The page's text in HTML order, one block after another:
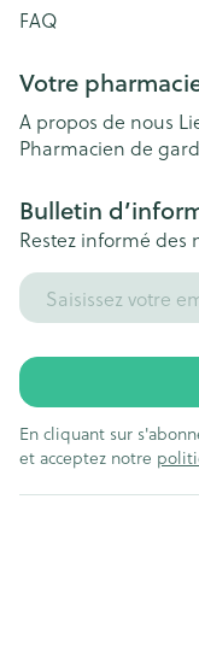
FAQ
Votre
A propos de nous
Pharmacien de
Bulletin
Restez informé
Adresse mail
En cliquant sur
et acceptez notre